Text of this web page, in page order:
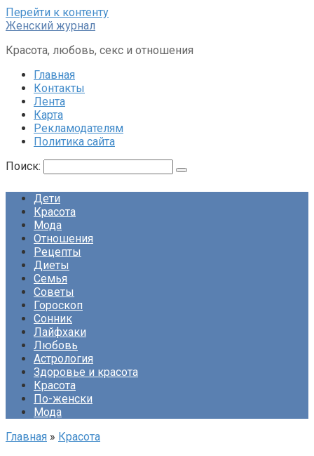
Перейти к контенту
Женский журнал
Красота, любовь, секс и отношения
Главная
Контакты
Лента
Карта
Рекламодателям
Политика сайта
Поиск:
Дети
Красота
Мода
Отношения
Рецепты
Диеты
Семья
Советы
Гороскоп
Сонник
Лайфхаки
Любовь
Астрология
Здоровье и красота
Красота
По-женски
Мода
Главная » Красота